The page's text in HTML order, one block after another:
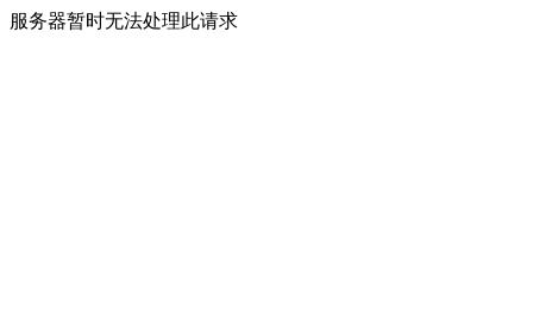
服务器暂时无法处理此请求